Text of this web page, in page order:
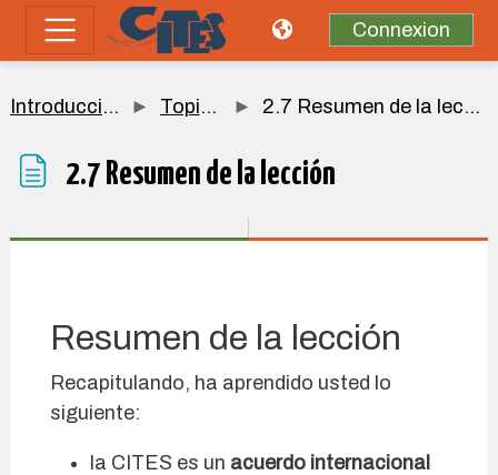
Passer au contenu principal
Panneau latéral
Connexion
Introducción Topic 2 2.7 Resumen de la lección
2.7 Resumen de la lección
Resumen de la lección
Recapitulando, ha aprendido usted lo
siguiente:
la CITES es un acuerdo internacional